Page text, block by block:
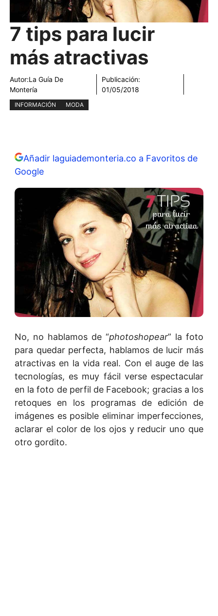
7 tips para lucir
más atractivas
Autor:La Guía De
Montería
Publicación:
01/05/2018
INFORMACIÓN MODA
Añadir laguiademonteria.co a Favoritos de
Google
No, no hablamos de “photoshopear” la foto
para quedar perfecta, hablamos de lucir más
atractivas en la vida real. Con el auge de las
tecnologías, es muy fácil verse espectacular
en la foto de perfil de Facebook; gracias a los
retoques en los programas de edición de
imágenes es posible eliminar imperfecciones,
aclarar el color de los ojos y reducir uno que
otro gordito.